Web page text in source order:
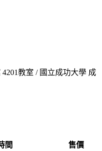
教室 / 國立成功大學 成
間 售價